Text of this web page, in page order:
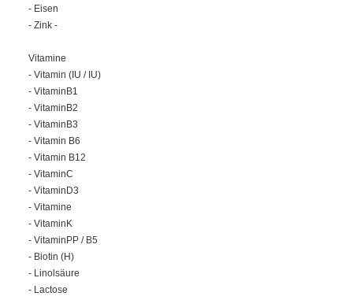
- Eisen
- Zink -
Vitamine
- Vitamin (IU / IU)
- VitaminB1
- VitaminB2
- VitaminB3
- Vitamin B6
- Vitamin B12
- VitaminC
- VitaminD3
- Vitamine
- VitaminK
- VitaminPP / B5
- Biotin (H)
- Linolsäure
- Lactose